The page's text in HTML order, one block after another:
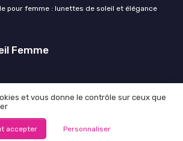
pour femme : lunettes de soleil et élégance
Femme
de soleil Femme 2026
et vous donne le contrôle sur ceux que
accepter Personnaliser